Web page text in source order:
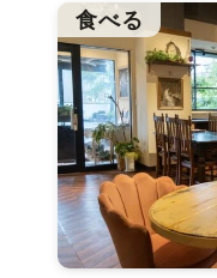
食べる